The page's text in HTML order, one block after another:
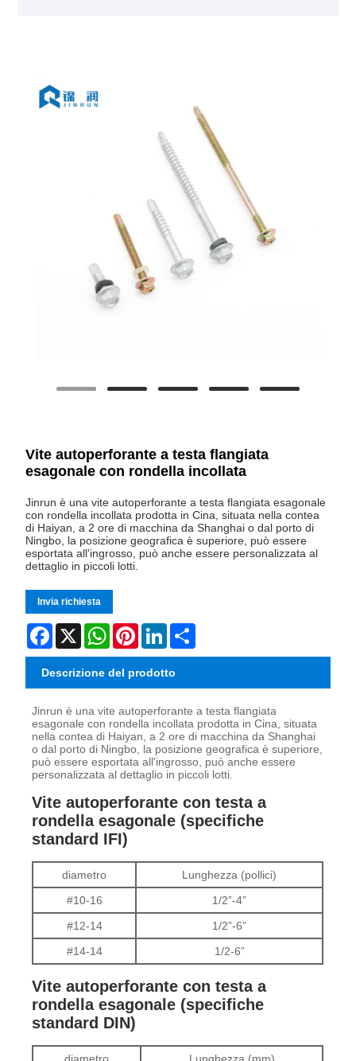
Vite autoperforante a testa flangiata
esagonale con rondella incollata
Jinrun è una vite autoperforante a testa flangiata esagonale
con rondella incollata prodotta in Cina, situata nella contea
di Haiyan, a 2 ore di macchina da Shanghai o dal porto di
Ningbo, la posizione geografica è superiore, può essere
esportata all'ingrosso, può anche essere personalizzata al
dettaglio in piccoli lotti.
Invia richiesta
Facebook
X WhatsAppPinterestLinkedIn
Descrizione del prodotto
Jinrun è una vite autoperforante a testa flangiata
esagonale con rondella incollata prodotta in Cina, situata
nella contea di Haiyan, a 2 ore di macchina da Shanghai
o dal porto di Ningbo, la posizione geografica è superiore,
può essere esportata all'ingrosso, può anche essere
personalizzata al dettaglio in piccoli lotti.
Vite autoperforante con testa a
rondella esagonale (specifiche
standard IFI)
diametro
Lunghezza (pollici)
#10-16
1/2”-4”
#12-14
1/2”-6”
#14-14
1/2-6”
Vite autoperforante con testa a
rondella esagonale (specifiche
standard DIN)